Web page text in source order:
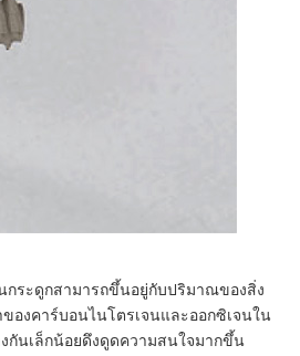
กระดูกสามารถขึ้นอยู่กับปริมาณของสิ่ง
งคาร์บอนไนโตรเจนและออกซิเจนใน
กันเล็กน้อยดึงดูดความสนใจมากขึ้น